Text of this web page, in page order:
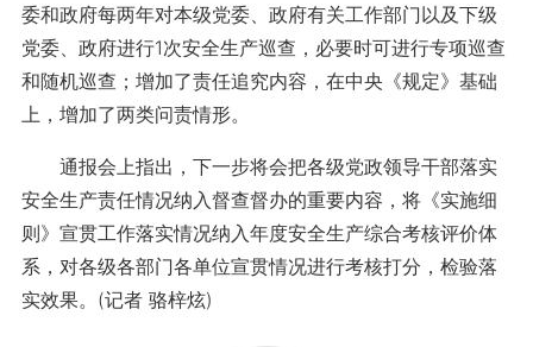
委和政府每两年对本级党委、政府有关工作部门以及下级
党委、政府进行1次安全生产巡查，必要时可进行专项巡查
和随机巡查；增加了责任追究内容，在中央《规定》基础
上，增加了两类问责情形。
通报会上指出，下一步将会把各级党政领导干部落实
安全生产责任情况纳入督查督办的重要内容，将《实施细
则》宣贯工作落实情况纳入年度安全生产综合考核评价体
系，对各级各部门各单位宣贯情况进行考核打分，检验落
实效果。(记者 骆梓炫)